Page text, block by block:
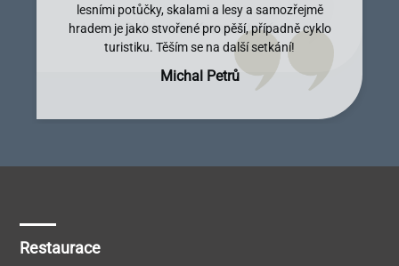
Dobromila Kumpostová
lesními potůčky, skalami a lesy a samozřejmě
hradem je jako stvořené pro pěší, případně cyklo
turistiku. Těším se na další setkání!
Michal Petrů
Lenka Tallova
Vendula Tregnerová
Monika Licinberková
Restaurace